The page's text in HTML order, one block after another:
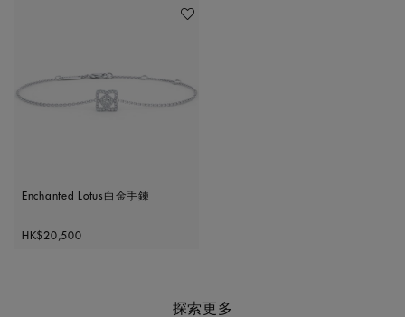
加入喜愛清單
Enchanted Lotus白金手鍊
Original price
HK$20,500
探索更多